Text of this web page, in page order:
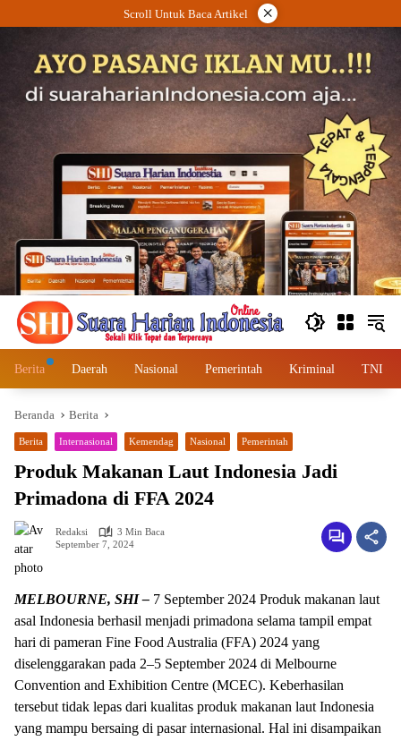
ke
Scroll Untuk Baca Artikel ×
wa.me/087842777025
Berita Daerah Nasional Pemerintah Kriminal TNI –
Beranda Berita
Berita Internasional Kemendag Nasional Pemerintah
Produk Makanan Laut Indonesia Jadi
Primadona di FFA 2024
Redaksi
3 Min Baca
September 7, 2024
MELBOURNE, SHI – 7 September 2024 Produk makanan laut
asal Indonesia berhasil menjadi primadona selama tampil empat
hari di pameran Fine Food Australia (FFA) 2024 yang
diselenggarakan pada 2–5 September 2024 di Melbourne
Convention and Exhibition Centre (MCEC). Keberhasilan
tersebut tidak lepas dari kualitas produk makanan laut Indonesia
yang mampu bersaing di pasar internasional. Hal ini disampaikan